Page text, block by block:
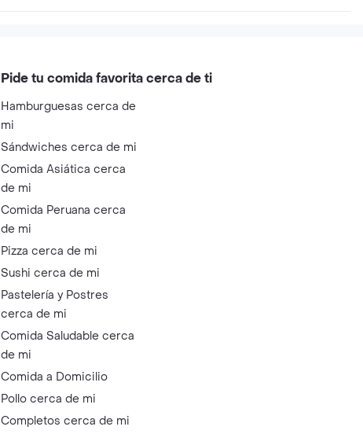
Pide tu comida favorita cerca de ti
Hamburguesas cerca de
mi
Sándwiches cerca de mi
Comida Asiática cerca
de mi
Comida Peruana cerca
de mi
Pizza cerca de mi
Sushi cerca de mi
Pastelería y Postres
cerca de mi
Comida Saludable cerca
de mi
Comida a Domicilio
Pollo cerca de mi
Completos cerca de mi